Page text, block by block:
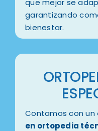
que mejor se
garantizando
bienestar.
Contamos con un
en ortopedia